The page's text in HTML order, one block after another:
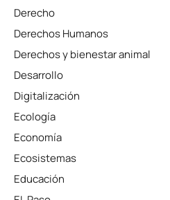
Derecho
Derechos Humanos
Derechos y bienestar animal
Desarrollo
Digitalización
Ecología
Economía
Ecosistemas
Educación